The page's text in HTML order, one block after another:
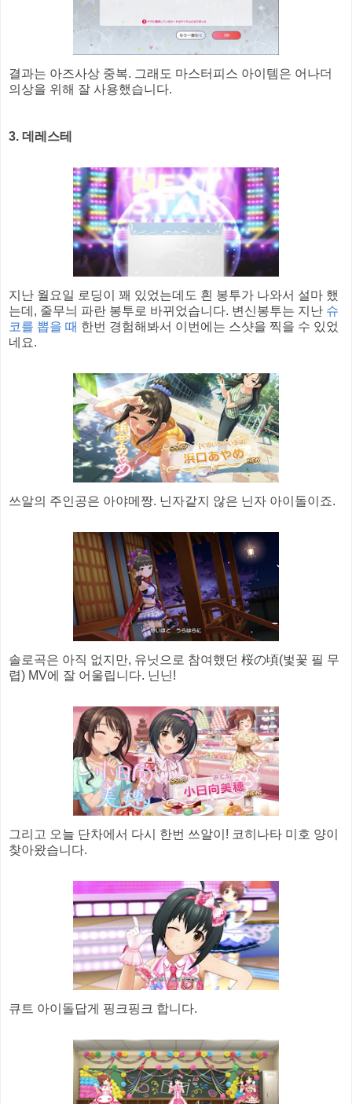
결과는 아즈사상 중복. 그래도 마스터피스 아이템은 어나더
의상을 위해 잘 사용했습니다.
3. 데레스테
지난 월요일 로딩이 꽤 있었는데도 흰 봉투가 나와서 설마 했
는데, 줄무늬 파란 봉투로 바뀌었습니다. 변신봉투는 지난 슈
코를 뽑을 때 한번 경험해봐서 이번에는 스샷을 찍을 수 있었
네요.
쓰알의 주인공은 아야메짱. 닌자같지 않은 닌자 아이돌이죠.
솔로곡은 아직 없지만, 유닛으로 참여했던 桜の頃(벛꽃 필 무
렵) MV에 잘 어울립니다. 닌닌!
그리고 오늘 단차에서 다시 한번 쓰알이! 코히나타 미호 양이
찾아왔습니다.
큐트 아이돌답게 핑크핑크 합니다.